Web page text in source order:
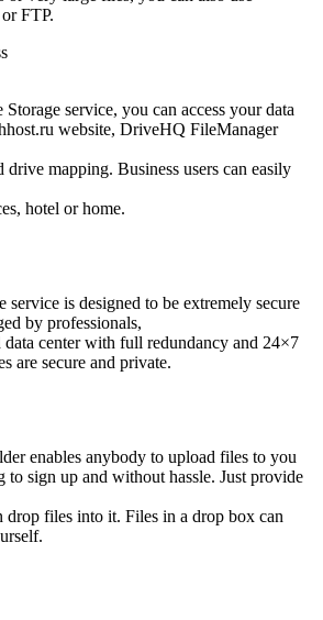
FTP.
service, you can access your data
website, DriveHQ FileManager
mapping. Business users can easily
hotel or home.
is designed to be extremely secure
by professionals,
center with full redundancy and 24×7
are secure and private.
enables anybody to upload files to you
to sign up and without hassle. Just provide
files into it. Files in a drop box can